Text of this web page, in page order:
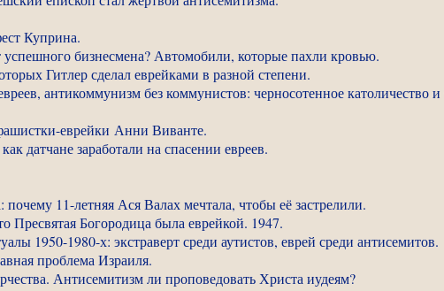
Куприна.
бизнесмена? Автомобили, которые пахли кровью.
Гитлер сделал еврейками в разной степени.
антикоммунизм без коммунистов: черносотенное католичество
еврейки Анни Виванте.
датчане заработали на спасении евреев.
11-летняя Ася Валах мечтала, чтобы её застрелили.
Пресвятая Богородица была еврейкой. 1947.
1950-1980-х: экстраверт среди аутистов, еврей среди антисемитов.
проблема Израиля.
Антисемитизм ли проповедовать Христа иудеям?